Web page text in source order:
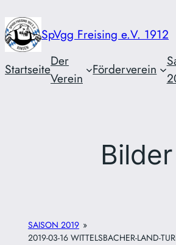
Zum
Inhalt
springen
SpVgg Freising e.V. 1912
Startseite
Der
Verein
Förderverein
Bilder
SAISON 2019 »
2019-03-16 WITTELSBACHER-LAND-